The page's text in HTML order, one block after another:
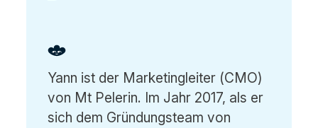
Yann ist der Marketingleiter (CMO)
von Mt Pelerin. Im Jahr 2017, als er
sich dem Gründungsteam von